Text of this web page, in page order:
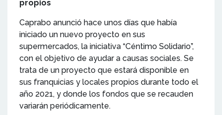
propios
Caprabo anunció hace unos días que había
iniciado un nuevo proyecto en sus
supermercados, la iniciativa “Céntimo Solidario”,
con el objetivo de ayudar a causas sociales. Se
trata de un proyecto que estará disponible en
sus franquicias y locales propios durante todo el
año 2021, y donde los fondos que se recauden
variarán periódicamente.